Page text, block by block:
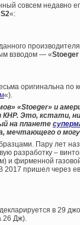
совсем недавно
«:
взводом — «Stoeger
оригинальна по
«).
«Stoeger» и
КНР. Это, кстати,
на планете
мечтающего о
Пару лет
разработку –
и фирменной
2017 пришел через
в 29
26 Дж).